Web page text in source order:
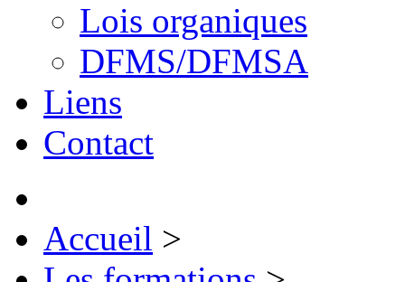
Lois organiques
DFMS/DFMSA
Liens
Contact
Accueil >